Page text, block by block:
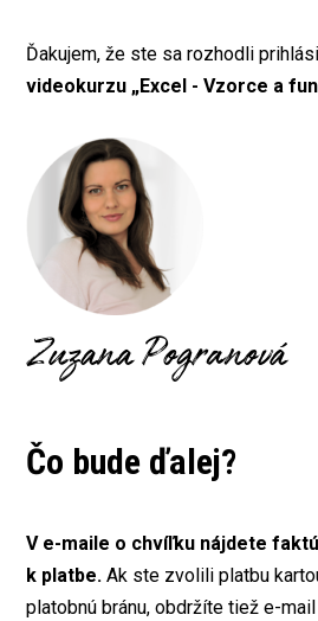
Ďakujem, že ste sa rozhodli
videokurzu „Excel - Vzorce a
Zuzana Pogranová
Čo bude ďalej?
V e-maile o chvíľku nájdete
k platbe. Ak ste zvolili platbu
platobnú bránu, obdržíte tiež e-